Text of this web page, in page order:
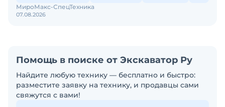
07.08.2026
МироМакс-СпецТехника
Помощь в поиске от Экскаватор Ру
Найдите любую технику — бесплатно и быстро:
разместите заявку на технику, и продавцы сами
свяжутся с вами!